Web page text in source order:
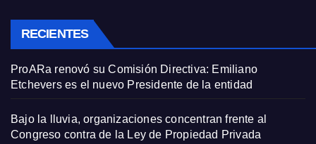
RECIENTES
ProARa renovó su Comisión Directiva: Emiliano
Etchevers es el nuevo Presidente de la entidad
Bajo la lluvia, organizaciones concentran frente al
Congreso contra de la Ley de Propiedad Privada